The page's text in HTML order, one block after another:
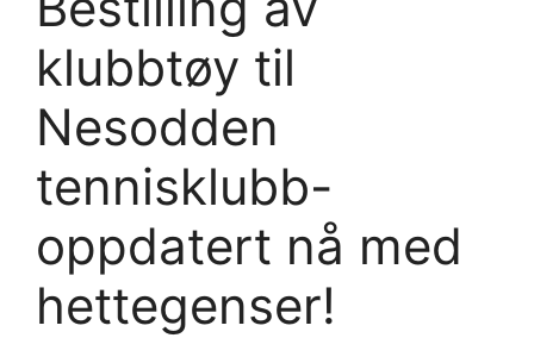
klubbtøy til
Nesodden
tennisklubb-
oppdatert nå med
hettegenser!